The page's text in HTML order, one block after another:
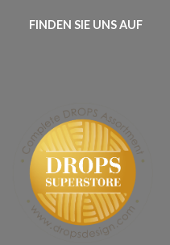
FINDEN SIE UNS AUF